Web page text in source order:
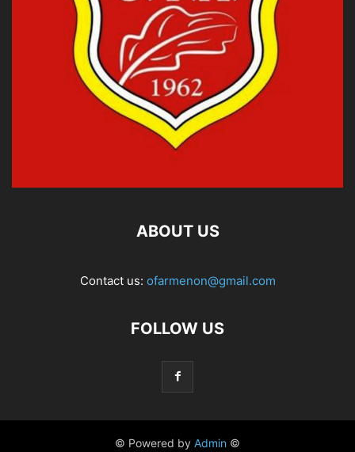
ABOUT US
Contact us: ofarmenon@gmail.com
FOLLOW US
© Powered by Admin ©